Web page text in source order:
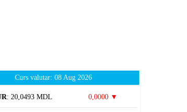
Curs valutar: 08 Aug 2026
: 20,0493 MDL 0,0000 ▼